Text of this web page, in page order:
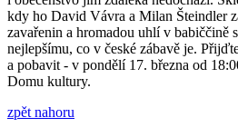
kdy ho David Vávra a Milan Šteindler
zavařenin a hromadou uhlí v babiččině
nejlepšímu, co v české zábavě je.
a pobavit - v pondělí 17. března od
Domu kultury.
zpět nahoru